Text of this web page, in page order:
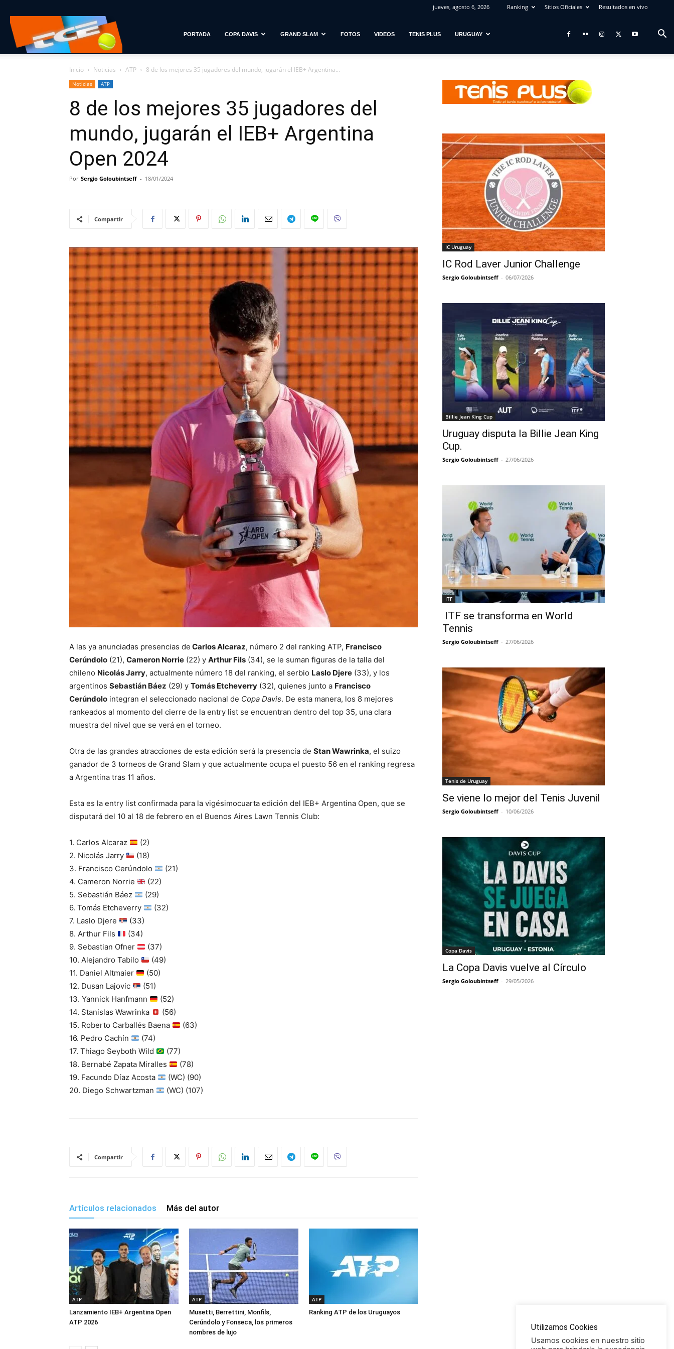
jueves, agosto 6, 2026 Ranking Sitios Oficiales Resultados en vivo
con
Estilo
PORTADA COPA DAVIS GRAND SLAM FOTOS VIDEOS TENIS PLUS URUGUAY
Inicio Noticias ATP 8 de los mejores 35 jugadores del mundo, jugarán el IEB+ Argentina...
Noticias ATP
8 de los mejores 35 jugadores del
mundo, jugarán el IEB+ Argentina
Open 2024
Por Sergio Goloubintseff - 18/01/2024
Compartir
A las ya anunciadas presencias de Carlos Alcaraz, número 2 del ranking ATP, Francisco
Cerúndolo (21), Cameron Norrie (22) y Arthur Fils (34), se le suman figuras de la talla del
chileno Nicolás Jarry, actualmente número 18 del ranking, el serbio Laslo Djere (33), y los
argentinos Sebastián Báez (29) y Tomás Etcheverry (32), quienes junto a Francisco
Cerúndolo integran el seleccionado nacional de Copa Davis. De esta manera, los 8 mejores
rankeados al momento del cierre de la entry list se encuentran dentro del top 35, una clara
muestra del nivel que se verá en el torneo.
Otra de las grandes atracciones de esta edición será la presencia de Stan Wawrinka, el suizo
ganador de 3 torneos de Grand Slam y que actualmente ocupa el puesto 56 en el ranking regresa
a Argentina tras 11 años.
Esta es la entry list confirmada para la vigésimocuarta edición del IEB+ Argentina Open, que se
disputará del 10 al 18 de febrero en el Buenos Aires Lawn Tennis Club:
1. Carlos Alcaraz
(2)
2. Nicolás Jarry
(18)
3. Francisco Cerúndolo
(21)
4. Cameron Norrie
(22)
5. Sebastián Báez
(29)
6. Tomás Etcheverry
(32)
7. Laslo Djere
(33)
8. Arthur Fils
(34)
9. Sebastian Ofner
(37)
10. Alejandro Tabilo
(49)
11. Daniel Altmaier
(50)
12. Dusan Lajovic
(51)
13. Yannick Hanfmann
(52)
14. Stanislas Wawrinka
(56)
15. Roberto Carballés Baena
(63)
16. Pedro Cachín
(74)
17. Thiago Seyboth Wild
(77)
18. Bernabé Zapata Miralles
(78)
19. Facundo Díaz Acosta
(WC) (90)
20. Diego Schwartzman
(WC) (107)
Compartir
Artículos relacionados Más del autor
ATP
Lanzamiento IEB+ Argentina Open
ATP 2026
ATP
Musetti, Berrettini, Monfils,
Cerúndolo y Fonseca, los primeros
nombres de lujo
ATP
Ranking ATP de los Uruguayos
IC Uruguay
IC Rod Laver Junior Challenge
Sergio Goloubintseff - 06/07/2026
Billie Jean King Cup
Uruguay disputa la Billie Jean King
Cup.
Sergio Goloubintseff - 27/06/2026
ITF
ITF se transforma en World
Tennis
Sergio Goloubintseff - 27/06/2026
Tenis de Uruguay
Se viene lo mejor del Tenis Juvenil
Sergio Goloubintseff - 10/06/2026
Copa Davis
La Copa Davis vuelve al Círculo
Sergio Goloubintseff - 29/05/2026
Utilizamos Cookies
Usamos cookies en nuestro sitio